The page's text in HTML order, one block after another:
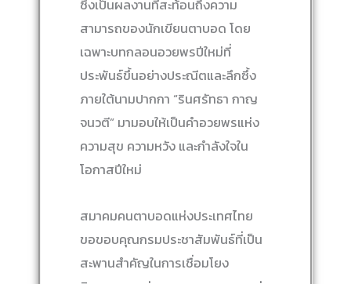
ซึ่งเป็นผลงานที่สะท้อนถึงความ
สามารถของนักเขียนตาบอด โดย
เฉพาะบทกลอนอวยพรปีใหม่ที่
ประพันธ์ขึ้นอย่างประณีตและลึกซึ้ง
ภายใต้นามปากกา “รินศรัทธา กาญ
จนวตี” มามอบให้เป็นคำอวยพรแห่ง
ความสุข ความหวัง และกำลังใจใน
โอกาสปีใหม่
สมาคมคนตาบอดแห่งประเทศไทย
ขอขอบคุณกรมประชาสัมพันธ์ที่เป็น
สะพานสำคัญในการเชื่อมโยง